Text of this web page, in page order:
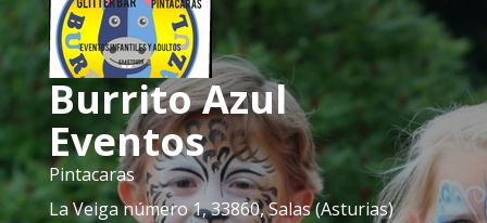
Burrito Azul
Eventos
Pintacaras
La Veiga número 1, 33860, Salas (Asturias)